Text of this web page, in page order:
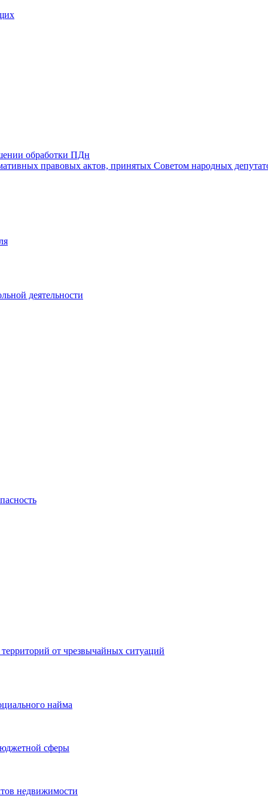
обработки ПДн
правовых актов, принятых Советом народных
деятельности
от чрезвычайных ситуаций
найма
сферы
недвижимости